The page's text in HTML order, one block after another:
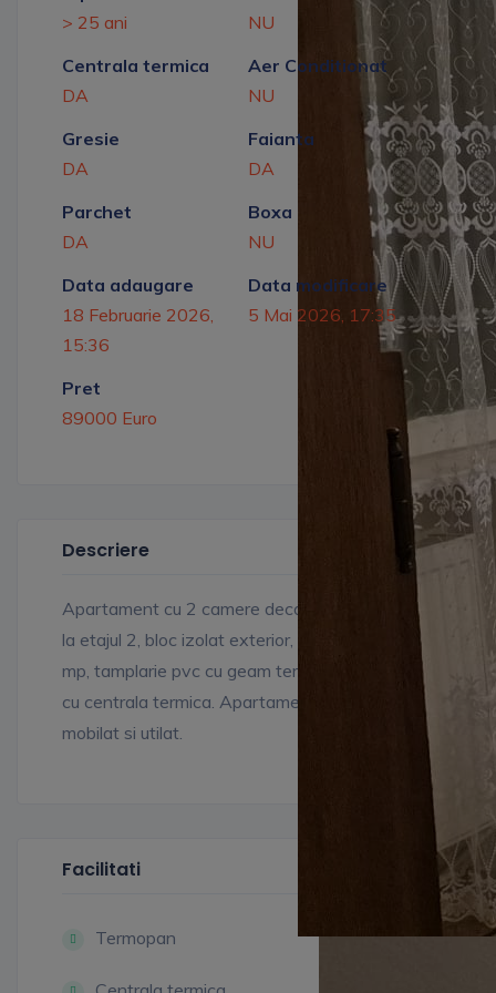
> 25 ani
NU
Centrala termica
DA
Aer Conditionat
NU
Gresie
DA
Faianta
DA
Parchet
DA
Boxa
NU
Data adaugare
18 Februarie 2026,
15:36
Data modificare
5 Mai 2026, 17:35
Pret
89000 Euro
Descriere
Apartament cu 2 camere decomandate situat
la etajul 2, bloc izolat exterior, suprafata de 50
mp, tamplarie pvc cu geam termopan, incalzire
cu centrala termica. Apartamentul se vinde
mobilat si utilat.
Facilitati
Termopan